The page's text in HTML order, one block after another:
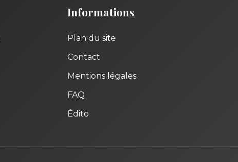
Informations
Plan du site
Contact
Mentions légales
FAQ
Édito